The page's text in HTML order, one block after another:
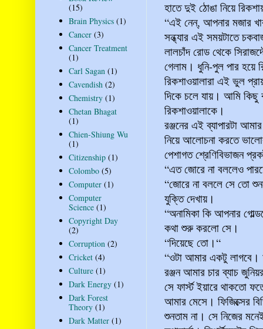
হাতে দুই ঠোঙা নিয়ে
“এই নেন্‌, আপনার মজার
সন্ধ্যার এই সময়টাতে
লালচাঁদ রোড থেকে
গেলাম। ধুনি-পুল পার হয়ে
রিকশাওয়ালারা এই ভুল
দিকে চলে যায়। আমি কিছু
রিকশাওয়ালাকে।
রঞ্জনের এই ব্যাপারটা
নিয়ে আলোচনা করতে
পেশাগত শ্রেণিবিভাজন
“এত জোরে না বললেও
“জোরে না বললে সে তো
যুক্তি দেখায়।
“অনামিকা কি আপনার
কথা শুরু করলো সে।
“দিয়েছে তো।“
“ওটা আমার একটু লাগবে।
রঞ্জন আমার চার ব্যাচ
সে ফার্স্ট ইয়ারে থাকতো
আমার মেসে। ফিজিক্সের
শুনতাম না। সে নিজের
(15)
Brain Physics (1)
Cancer (3)
Cancer Treatment
(1)
Carl Sagan (1)
Cavendish (2)
Chemistry (1)
Chetan Bhagat
(1)
Chien-Shiung Wu
(1)
Citizenship (1)
Colombo (5)
Computer (1)
Computer
Science (1)
Copyright Day
(2)
Corruption (2)
Cricket (4)
Culture (1)
Dark Energy (1)
Dark Forest
Theory (1)
Dark Matter (1)